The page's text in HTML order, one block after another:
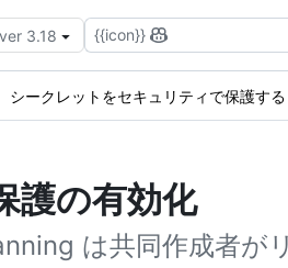
3.18 {{icon}}
シークレットをセキュリティで保護する
護の有効化
は共同作成者が